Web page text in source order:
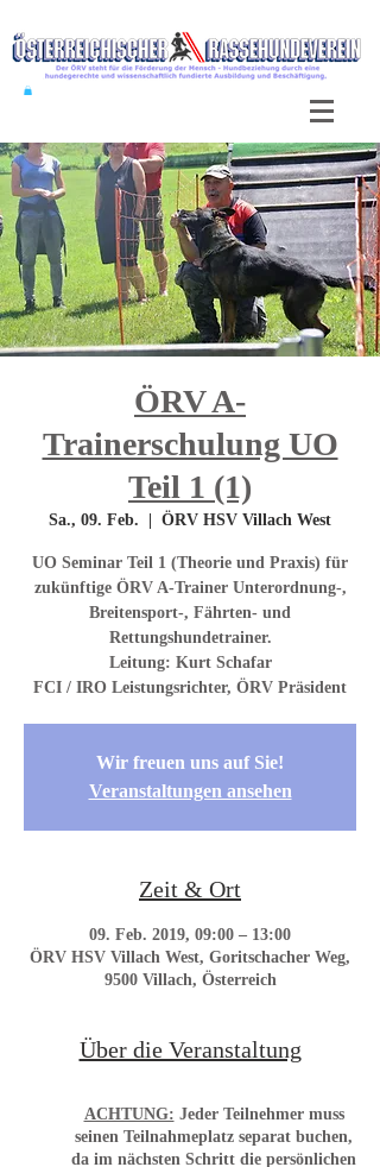
ÖRV A-
Trainerschulung UO
Teil 1 (1)
Sa., 09. Feb. ÖRV HSV Villach West
UO Seminar Teil 1 (Theorie und Praxis) für
zukünftige ÖRV A-Trainer Unterordnung-,
Breitensport-, Fährten- und
Rettungshundetrainer.
Leitung: Kurt Schafar
FCI / IRO Leistungsrichter, ÖRV Präsident
Wir freuen uns auf Sie!
Veranstaltungen ansehen
Zeit & Ort
09. Feb. 2019, 09:00 – 13:00
ÖRV HSV Villach West, Goritschacher Weg,
9500 Villach, Österreich
Über die Veranstaltung
ACHTUNG: Jeder Teilnehmer muss
seinen Teilnahmeplatz separat buchen,
da im nächsten Schritt die persönlichen